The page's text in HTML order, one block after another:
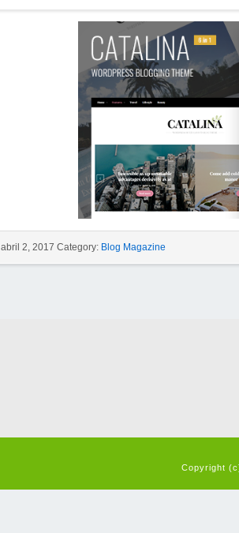
abril 2, 2017 Category: Blog Magazine
Copyright